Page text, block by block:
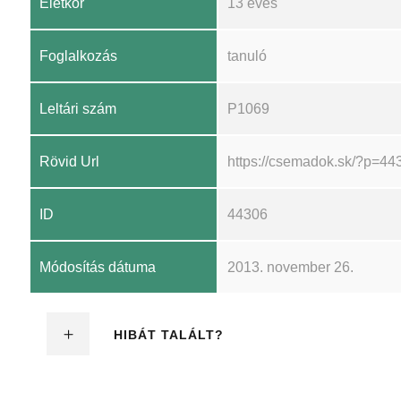
Életkor 13 éves
Foglalkozás tanuló
Leltári szám P1069
Rövid Url https://csemadok.sk/
ID 44306
Módosítás dátuma 2013. november 26.
HIBÁT TALÁLT?